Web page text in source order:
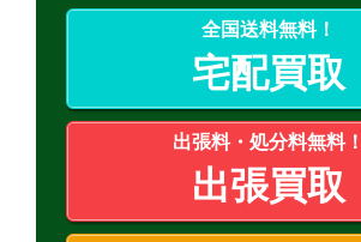
全国送料無料！
宅配買取
出張料・処分料無料！
出張買取